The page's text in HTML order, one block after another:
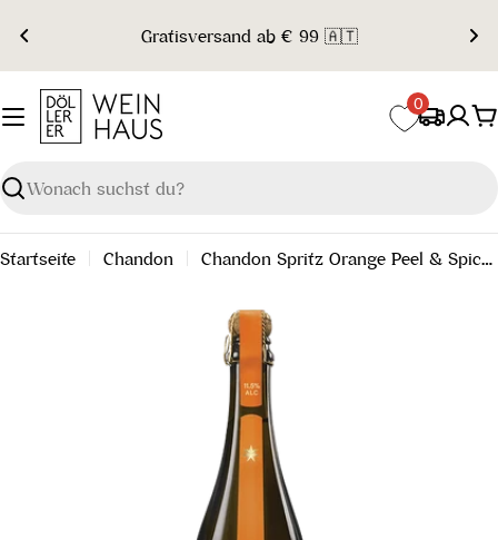
Inhalt
springen
Gratisversand ab € 99 🇦🇹
Suchen
0
Startseite Chandon Chandon Spritz Orange Peel & Spices